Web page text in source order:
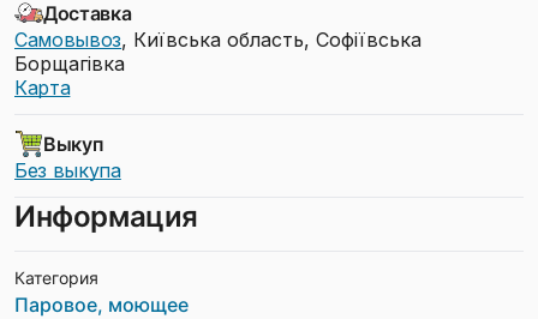
Доставка
Самовывоз, Київська область, Софіївська
Борщагівка
Карта
Выкуп
Без выкупа
Информация
Категория
Паровое, моющее